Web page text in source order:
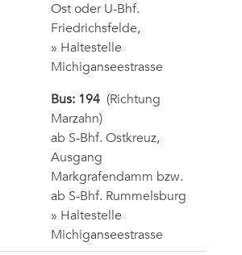
Ost oder U-Bhf.
Friedrichsfelde,
» Haltestelle
Michiganseestrasse
Bus: 194 (Richtung
Marzahn)
ab S-Bhf. Ostkreuz,
Ausgang
Markgrafendamm bzw.
ab S-Bhf. Rummelsburg
» Haltestelle
Michiganseestrasse